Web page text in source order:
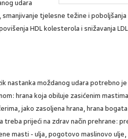
udara
tjelesne težine i
HDL kolesterola i snižavanja
nastanka moždanog udara potrebno
hrana koja obiluje zasićenim
jako zasoljena hrana, hrana bogata
prijeći na zdrav način prehrane:
masti - ulja, pogotovo maslinovo ulje,